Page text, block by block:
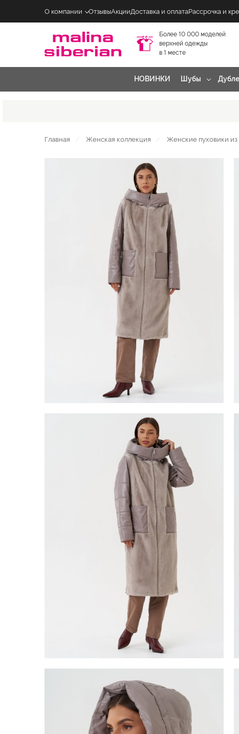
О компании ОтзывыАкцииДоставка и оплатаРассрочка и
Более 10 000 моделей
верхней одежды
в 1 месте
НОВИНКИ Шубы
Главная Женская коллекция Женские пуховики